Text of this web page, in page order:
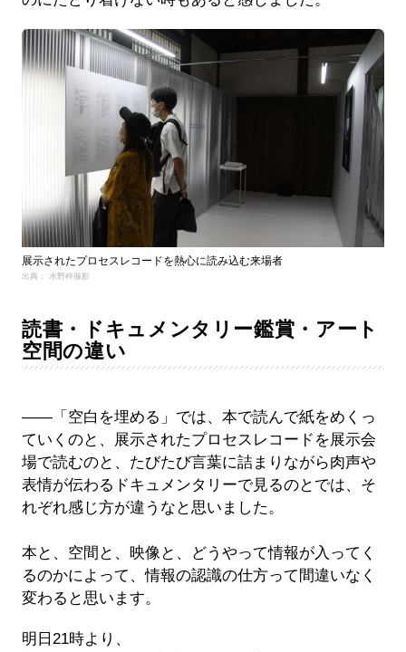
展示されたプロセスレコードを熱心に読み込む来場者
出典： 水野梓撮影
読書・ドキュメンタリー鑑賞・アート
空間の違い
――「空白を埋める」では、本で読んで紙をめくっ
ていくのと、展示されたプロセスレコードを展示会
場で読むのと、たびたび言葉に詰まりながら肉声や
表情が伝わるドキュメンタリーで見るのとでは、そ
れぞれ感じ方が違うなと思いました。
本と、空間と、映像と、どうやって情報が入ってく
るのかによって、情報の認識の仕方って間違いなく
変わると思います。
明日21時より、